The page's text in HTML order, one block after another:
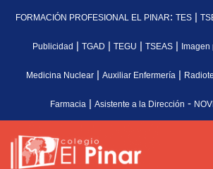
FORMACIÓN PROFESIONAL EL PINAR: TES|
Publicidad | TGAD | TEGU | TSEAS|
Medicina Nuclear | Auxiliar Enfermería |
Farmacia | Asistente a la Dirección -